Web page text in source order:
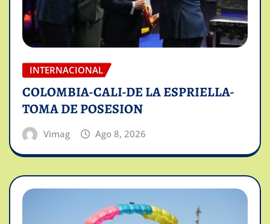
INTERNACIONAL
COLOMBIA-CALI-DE LA ESPRIELLA-
TOMA DE POSESION
Vimag Ago 8, 2026